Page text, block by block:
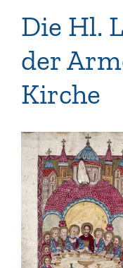
Die Hl.
der
Kirche